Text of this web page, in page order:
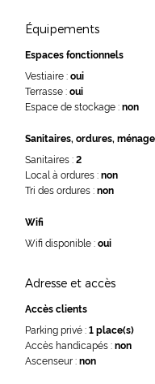
Équipements
Espaces fonctionnels
Vestiaire :oui
Terrasse :oui
Espace de stockage :non
Sanitaires, ordures, ménage
Sanitaires :2
Local à ordures :non
Tri des ordures :non
Wifi
Wifi disponible :oui
Adresse et accès
Accès clients
Parking privé :1 place(s)
Accès handicapés :non
Ascenseur :non